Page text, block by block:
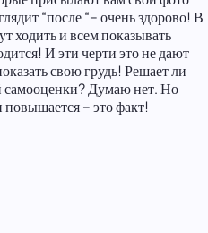
“после “– очень здорово! В
ходить и всем показывать
И эти черти это не дают
свою грудь! Решает ли
самооценки? Думаю нет. Но
– это факт!